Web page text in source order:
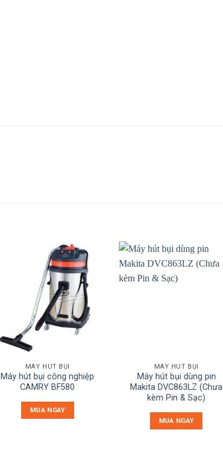
MÁY HÚT BỤI
Máy hút bụi công nghiệp
CAMRY BF580
MUA NGAY
MÁY HÚT BỤI
Máy hút bụi dùng pin
Makita DVC863LZ (Chưa
kèm Pin & Sạc)
MUA NGAY